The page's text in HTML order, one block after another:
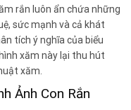
rắn luôn ẩn chứa những
sức mạnh và cả khát
tích ý nghĩa của biểu
xăm này lại thu hút
xăm.
Ảnh Con Rắn